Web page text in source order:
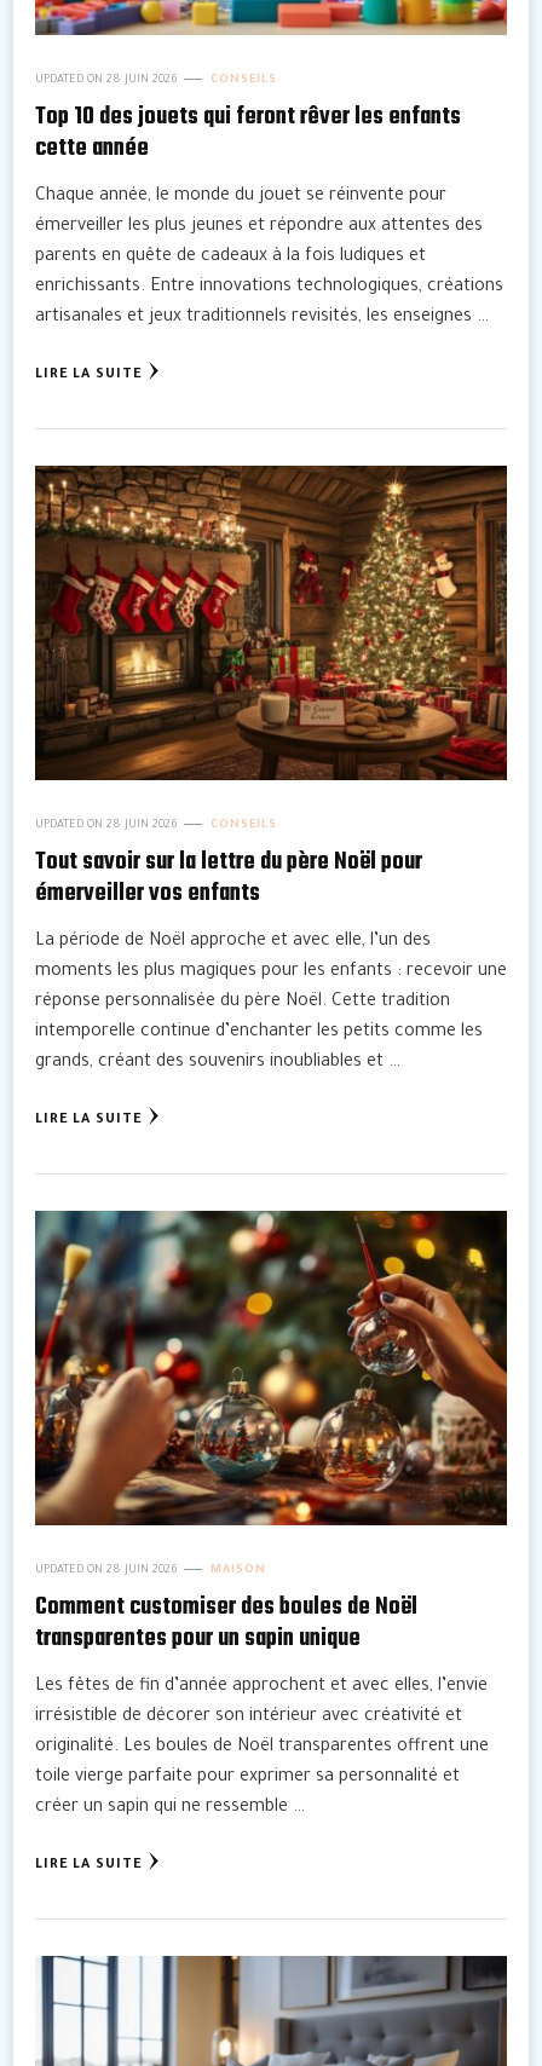
UPDATED ON 28 JUIN 2026 CONSEILS
Top 10 des jouets qui feront rêver les enfants
cette année
Chaque année, le monde du jouet se réinvente pour
émerveiller les plus jeunes et répondre aux attentes des
parents en quête de cadeaux à la fois ludiques et
enrichissants. Entre innovations technologiques, créations
artisanales et jeux traditionnels revisités, les enseignes …
LIRE LA SUITE
UPDATED ON 28 JUIN 2026 CONSEILS
Tout savoir sur la lettre du père Noël pour
émerveiller vos enfants
La période de Noël approche et avec elle, l’un des
moments les plus magiques pour les enfants : recevoir une
réponse personnalisée du père Noël. Cette tradition
intemporelle continue d’enchanter les petits comme les
grands, créant des souvenirs inoubliables et …
LIRE LA SUITE
UPDATED ON 28 JUIN 2026 MAISON
Comment customiser des boules de Noël
transparentes pour un sapin unique
Les fêtes de fin d’année approchent et avec elles, l’envie
irrésistible de décorer son intérieur avec créativité et
originalité. Les boules de Noël transparentes offrent une
toile vierge parfaite pour exprimer sa personnalité et
créer un sapin qui ne ressemble …
LIRE LA SUITE